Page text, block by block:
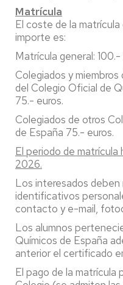
Matrícula
El coste de la
importe es:
Matrícula general: 100.-
Colegiados y
del Colegio Oficial de
75.- euros.
Colegiados de otros
de España 75.- euros.
El periodo de
2026.
Los interesados
identificativos
contacto y e-mail,
Los alumnos
Químicos de España
anterior el certificado
El pago de la matrícula